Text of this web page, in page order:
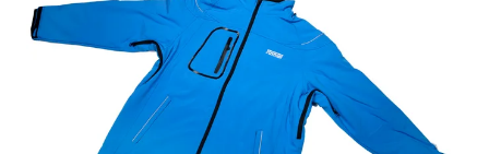
maskiner
nedladdning